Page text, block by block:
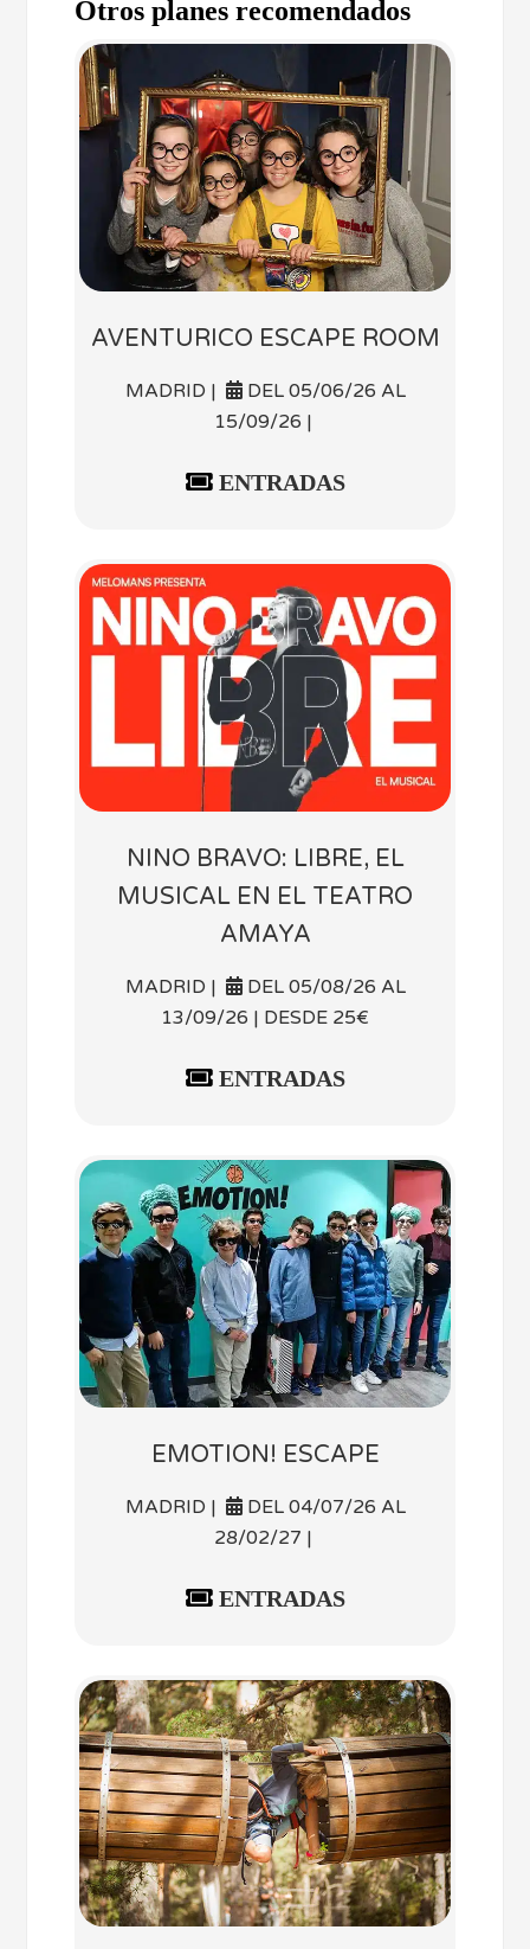
Otros planes recomendados
AVENTURICO ESCAPE ROOM
MADRID |
DEL 05/06/26 AL
15/09/26 |
ENTRADAS
NINO BRAVO: LIBRE, EL
MUSICAL EN EL TEATRO
AMAYA
MADRID |
DEL 05/08/26 AL
13/09/26 | DESDE 25€
ENTRADAS
EMOTION! ESCAPE
MADRID |
DEL 04/07/26 AL
28/02/27 |
ENTRADAS